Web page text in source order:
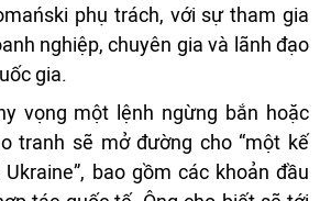
phụ trách, với sự tham gia
nghiệp, chuyên gia và lãnh đạo
gia.
vọng một lệnh ngừng bắn hoặc
tranh sẽ mở đường cho “một kế
bao gồm các khoản đầu